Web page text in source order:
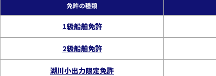
免許の種類
1級船舶免許
2級船舶免許
湖川小出力限定免許